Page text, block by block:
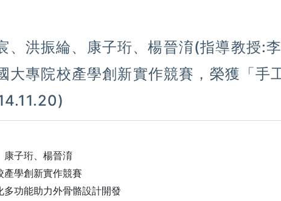
、洪振綸、康子珩、楊晉淯(指導教授:
專院校產學創新實作競賽，榮獲「手
康子珩、楊晉淯
產學創新實作競賽
功能助力外骨骼設計開發